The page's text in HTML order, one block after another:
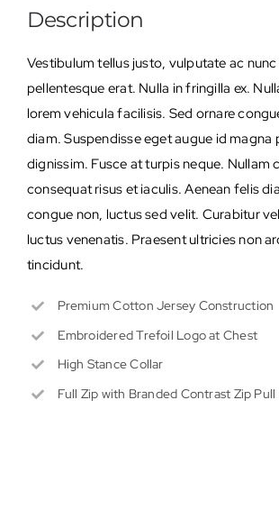
Description
Vestibulum tellus justo, vulputate ac
pellentesque erat. Nulla in fringilla ex.
lorem vehicula facilisis. Sed ornare
diam. Suspendisse eget augue id magna
dignissim. Fusce at turpis neque. Nullam
consequat risus et iaculis. Aenean felis
congue non, luctus sed velit. Curabitur
luctus venenatis. Praesent ultricies non
tincidunt.
Premium Cotton Jersey Construction
Embroidered Trefoil Logo at Chest
High Stance Collar
Full Zip with Branded Contrast Zip Pull